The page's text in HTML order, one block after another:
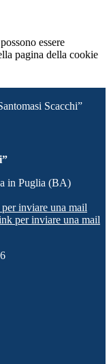
essere
pagina della cookie
Scacchi”
in Puglia (BA)
inviare una mail
per inviare una mail